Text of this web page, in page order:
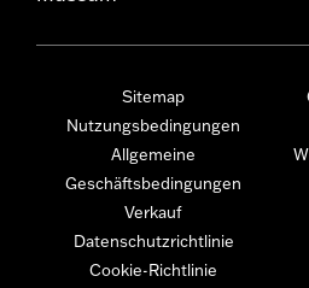
Sitemap
Nutzungsbedingungen
Allgemeine
Geschäftsbedingungen
Verkauf
Datenschutzrichtlinie
Cookie-Richtlinie